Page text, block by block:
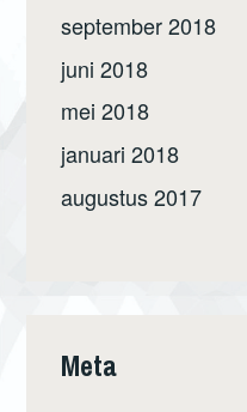
september 2018
juni 2018
mei 2018
januari 2018
augustus 2017
Meta